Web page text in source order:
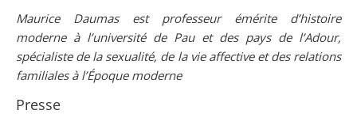
Maurice Daumas est professeur émérite d’histoire
moderne à l’université de Pau et des pays de l’Adour,
spécialiste de la sexualité, de la vie affective et des relations
familiales à l’Époque moderne
Presse